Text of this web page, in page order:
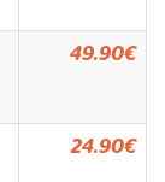
49.90€
24.90€